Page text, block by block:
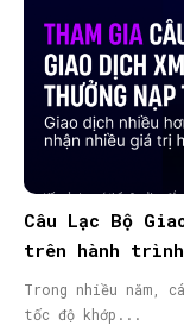
Câu Lạc Bộ
trên hành
Trong nhiều năm,
tốc độ khớp...